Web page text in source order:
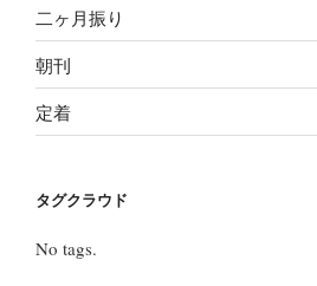
二ヶ月振り
朝刊
定着
タグクラウド
No tags.